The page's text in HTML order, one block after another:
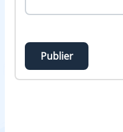
Publier